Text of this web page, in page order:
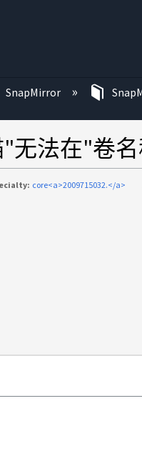
SnapMirror
无法在"卷
core<a>2009715032.</a>